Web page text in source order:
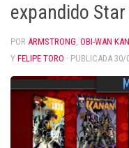
expandido
POR ARMSTRONG, OBI-WAN
Y FELIPE TORO · PUBLICADA 30/